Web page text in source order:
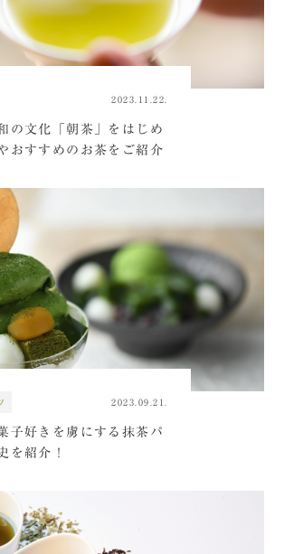
2023.11.22.
の文化「朝茶」をはじめ
おすすめのお茶をご紹介
2023.09.21.
子好きを虜にする抹茶パ
を紹介！